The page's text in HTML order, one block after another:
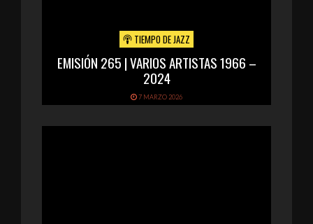
TIEMPO DE JAZZ
EMISIÓN 265 | VARIOS ARTISTAS 1966 –
2024
7 MARZO 2026